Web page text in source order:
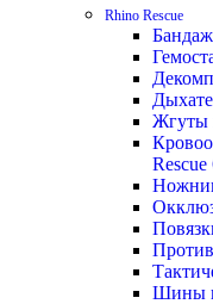
Rhino Rescue
Жгуты
Rescue
Шины